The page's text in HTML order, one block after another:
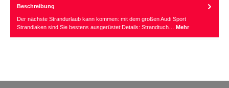
Beschreibung
Der nächste Strandurlaub kann kommen: mit dem großen Audi Sport
Strandlaken sind Sie bestens ausgerüstet:Details: Strandtuch… Mehr